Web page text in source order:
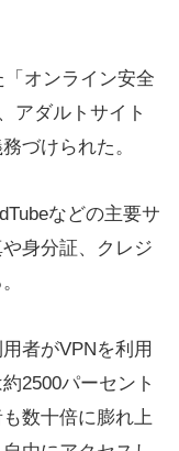
オンライン安全
アダルトサイト
づけられた。
などの主要サ
身分証、クレジ
者がVPNを利用
2500パーセント
数十倍に膨れ上